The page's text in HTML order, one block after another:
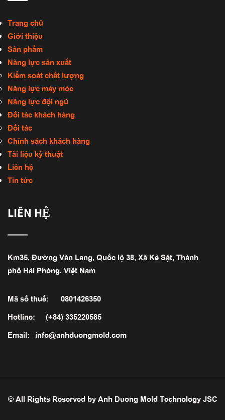
Trang chủ
Giới thiệu
Sản phẩm
Năng lực sản xuất
Kiểm soát chất lượng
Năng lực máy móc
Năng lực đội ngũ
Đối tác khách hàng
Đối tác
Chính sách khách hàng
Tài liệu kỹ thuật
Liên hệ
Tin tức
LIÊN HỆ
Km35, Đường Văn Lang, Quốc lộ 38, Xã Kẻ Sặt, Thành
phố Hải Phòng, Việt Nam
Mã số thuế:
0801426350
Hotline:
(+84) 335220585
Email:
info@anhduongmold.com
© All Rights Reserved by Anh Duong Mold Technology JSC